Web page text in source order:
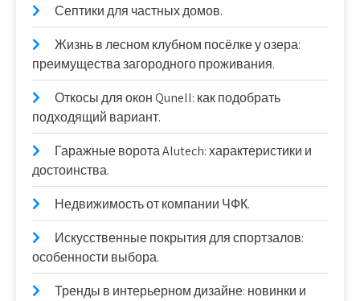
Септики для частных домов.
Жизнь в лесном клубном посёлке у озера:
преимущества загородного проживания.
Откосы для окон Qunell: как подобрать
подходящий вариант.
Гаражные ворота Alutech: характеристики и
достоинства.
Недвижимость от компании ЧФК.
Искусственные покрытия для спортзалов:
особенности выбора.
Тренды в интерьерном дизайне: новинки и